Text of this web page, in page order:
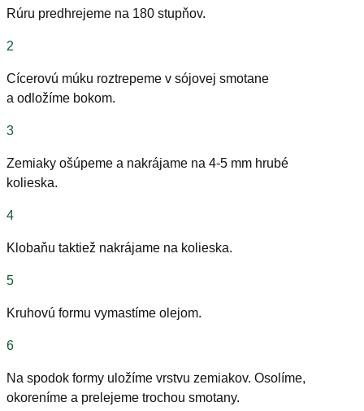
Rúru predhrejeme na 180 stupňov.
2
Cícerovú múku roztrepeme v sójovej smotane
a odložíme bokom.
3
Zemiaky ošúpeme a nakrájame na 4-5 mm hrubé
kolieska.
4
Klobaňu taktiež nakrájame na kolieska.
5
Kruhovú formu vymastíme olejom.
6
Na spodok formy uložíme vrstvu zemiakov. Osolíme,
okoreníme a prelejeme trochou smotany.